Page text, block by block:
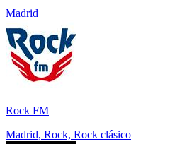
Madrid
Rock FM
Madrid, Rock, Rock clásico